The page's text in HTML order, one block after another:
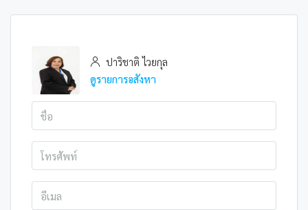
ปาริชาติ ไวยกุล
ดูรายการอสังหา